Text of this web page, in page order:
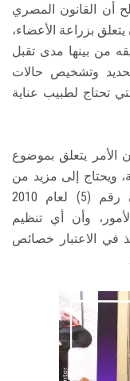
أن القانون المصري
بزراعة الأعضاء،
من بينها مدى تقبل
وتشخيص حالات
تحتاج لطبيب عناية
الأمر يتعلق بموضوع
ويحتاج إلى مزيد من
الوعي والثقافة المجتمعية، وأن القانون رقم (5) لعام 2010
من الأمور، وأن أي تنظيم
في الاعتبار خصائص